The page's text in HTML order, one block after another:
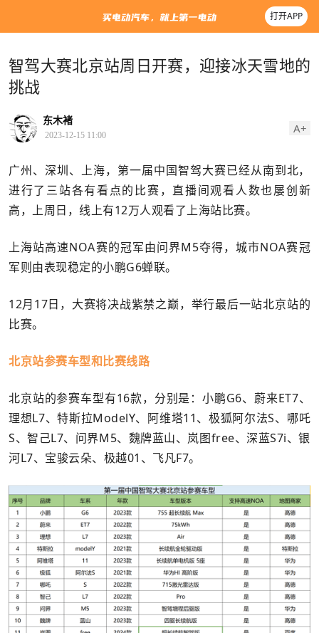
打开APP
智驾大赛北京站周日开赛，迎接冰天雪地的
挑战
东木褚
2023-12-15 11:00 A+
广州、深圳、上海，第一届中国智驾大赛已经从南到北，
进行了三站各有看点的比赛，直播间观看人数也屡创新
高，上周日，线上有12万人观看了上海站比赛。
上海站高速NOA赛的冠军由问界M5夺得，城市NOA赛冠
军则由表现稳定的小鹏G6蝉联。
12月17日，大赛将决战紫禁之巅，举行最后一站北京站的
比赛。
北京站参赛车型和比赛线路
北京站的参赛车型有16款，分别是：小鹏G6、蔚来ET7、
理想L7、特斯拉ModelY、阿维塔11、极狐阿尔法S、哪吒
S、智己L7、问界M5、魏牌蓝山、岚图free、深蓝S7i、银
河L7、宝骏云朵、极越01、飞凡F7。